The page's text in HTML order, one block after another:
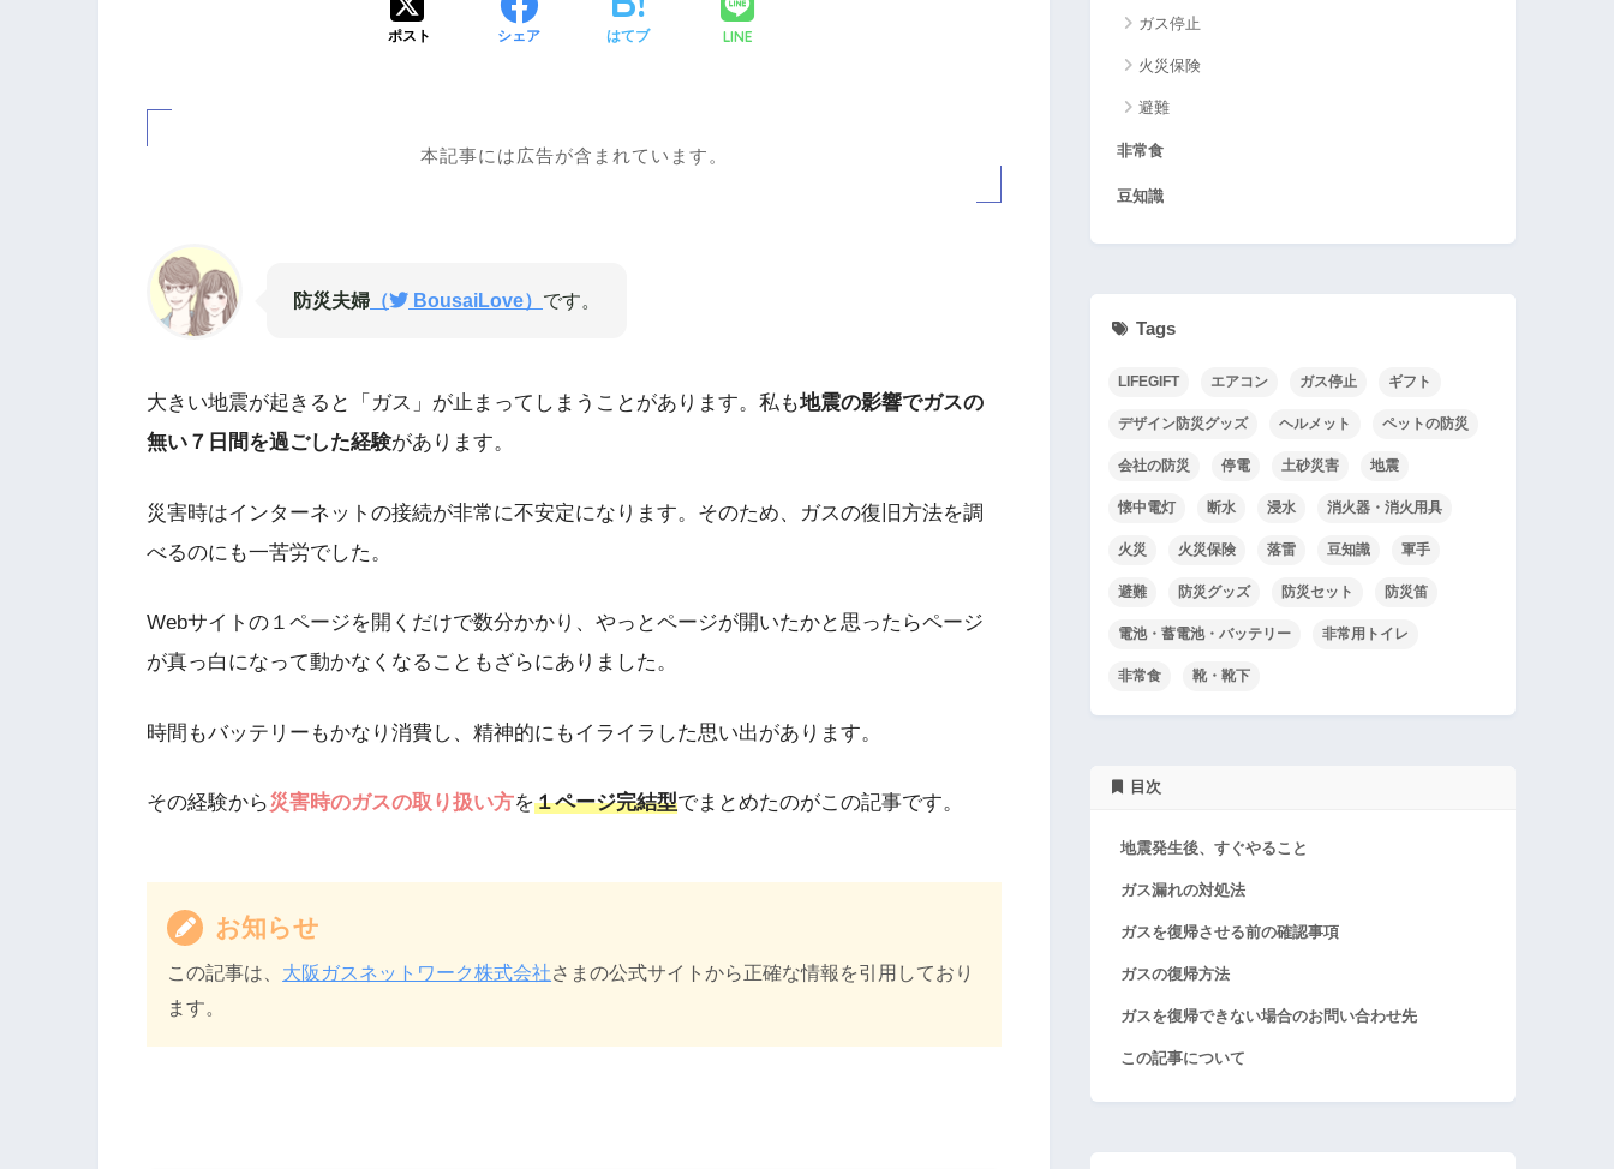
ポスト シェア はてブ LINE
本記事には広告が含まれています。
防災夫婦 （ BousaiLove） です。
大きい地震が起きると「ガス」が止まってしまうことがあります。私も地震の影響でガスの
無い７日間を過ごした経験があります。
災害時はインターネットの接続が非常に不安定になります。そのため、ガスの復旧方法を調
べるのにも一苦労でした。
Webサイトの１ページを開くだけで数分かかり、やっとページが開いたかと思ったらページ
が真っ白になって動かなくなることもざらにありました。
時間もバッテリーもかなり消費し、精神的にもイライラした思い出があります。
その経験から災害時のガスの取り扱い方を１ページ完結型でまとめたのがこの記事です。
お知らせ
この記事は、 大阪ガスネットワーク株式会社さまの公式サイトから正確な情報を引用しており
ます。
ガス停止
火災保険
避難
非常食
豆知識
Tags
LIFEGIFT エアコン ガス停止 ギフト
デザイン防災グッズ ヘルメット ペットの防災
会社の防災 停電 土砂災害 地震
懐中電灯 断水 浸水 消火器・消火用具
火災 火災保険 落雷 豆知識 軍手
避難 防災グッズ 防災セット 防災笛
電池・蓄電池・バッテリー 非常用トイレ
非常食 靴・靴下
目次
地震発生後、すぐやること
ガス漏れの対処法
ガスを復帰させる前の確認事項
ガスの復帰方法
ガスを復帰できない場合のお問い合わせ先
この記事について